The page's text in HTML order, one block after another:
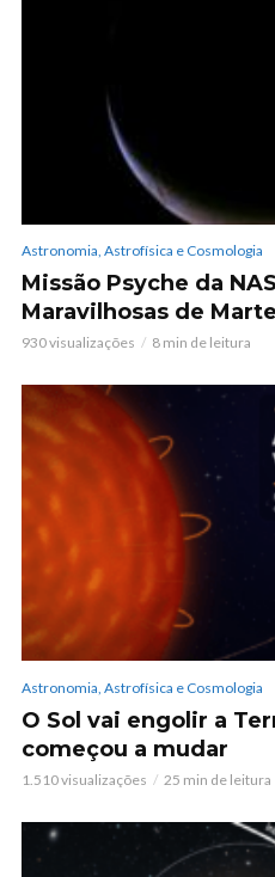
Astronomia, Astrofísica e Cosmologia
Missão Psyche da
Maravilhosas de
930 visualizações 8 min de leitura
Astronomia, Astrofísica e Cosmologia
O Sol vai engolir a
começou a mudar
1.510 visualizações 25 min de leitura